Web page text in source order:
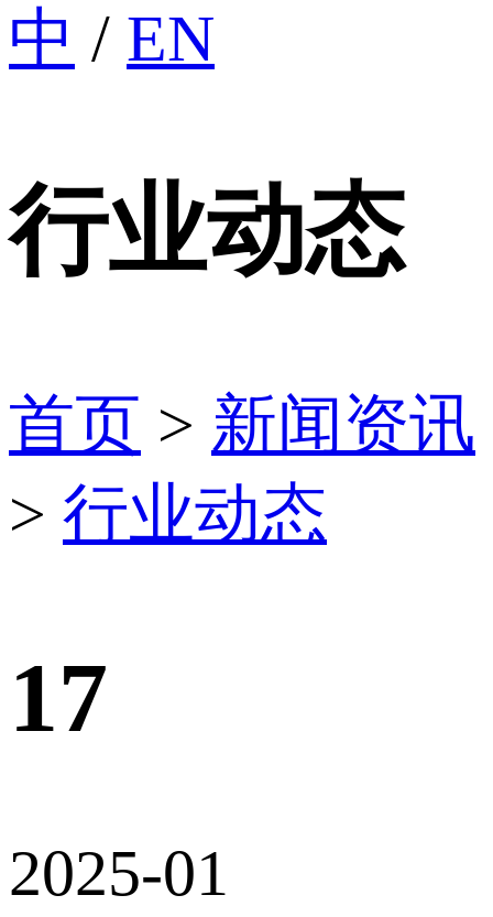
中 / EN
行业动态
首页 > 新闻资讯
> 行业动态
17
2025-01